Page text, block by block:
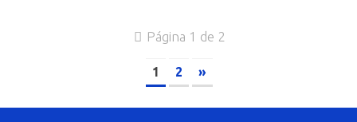
Página 1 de 2
1 2 »